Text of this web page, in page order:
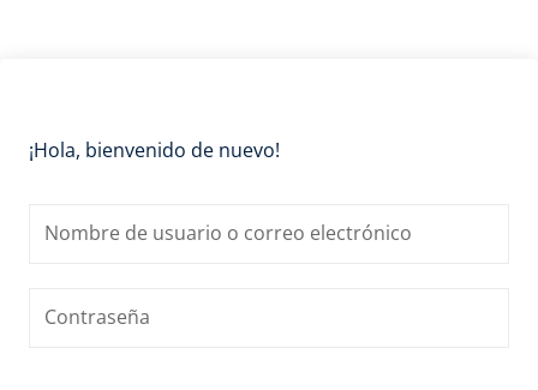
¡Hola, bienvenido de nuevo!